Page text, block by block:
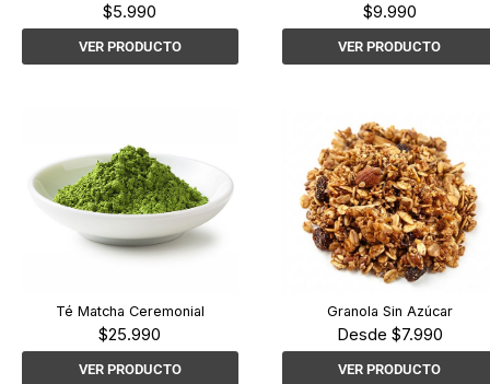
$5.990
VER PRODUCTO
$9.990
VER PRODUCTO
Té Matcha Ceremonial
$25.990
VER PRODUCTO
Granola Sin Azúcar
Desde $7.990
VER PRODUCTO